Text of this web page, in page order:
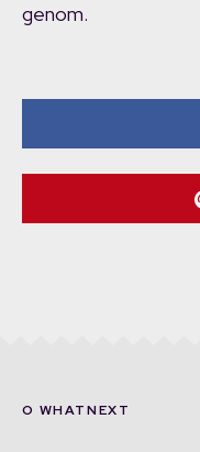
genom.
O WHATNEXT